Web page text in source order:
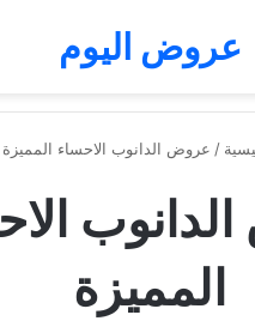
عروض اليوم
/ عروض الدانوب الاحساء المميزة
المميزة